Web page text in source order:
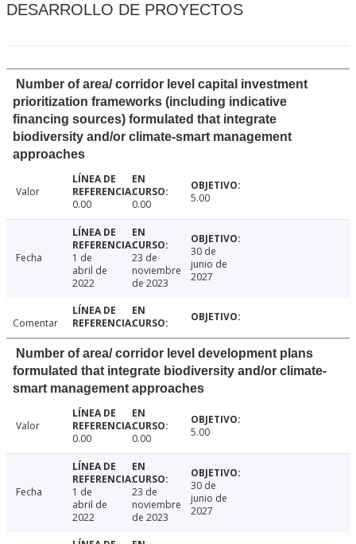
DESARROLLO DE PROYECTOS
Number of area/ corridor level capital investment
prioritization frameworks (including indicative
financing sources) formulated that integrate
biodiversity and/or climate-smart management
approaches
Valor
0.00
0.00 5.00
Fecha
1 de
abril de
2022
23 de
noviembre
de 2023
30 de
junio de
2027
Comentar
Number of area/ corridor level development plans
formulated that integrate biodiversity and/or climate-
smart management approaches
Valor
0.00
0.00 5.00
Fecha
1 de
abril de
2022
23 de
noviembre
de 2023
30 de
junio de
2027